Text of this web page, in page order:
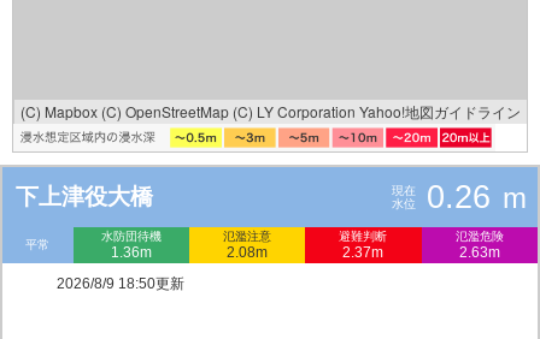
(C) Mapbox (C) OpenStreetMap (C) LY Corporation Yahoo!地図ガイドライン
下上津役大橋
現在
水位
0.26 m
平常
水防団待機
1.36m
氾濫注意
2.08m
避難判断
2.37m
氾濫危険
2.63m
2026/8/9 18:50更新